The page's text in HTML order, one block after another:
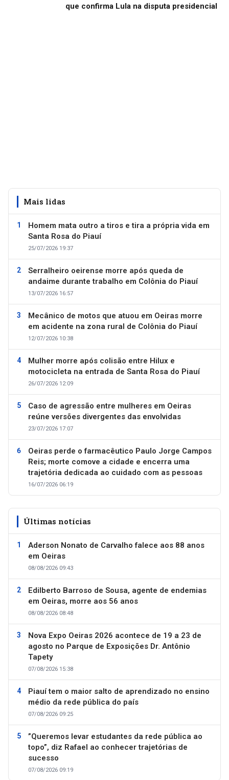
que confirma Lula na disputa presidencial
Mais lidas
Homem mata outro a tiros e tira a própria vida em
Santa Rosa do Piauí
25/07/2026 19:37
Serralheiro oeirense morre após queda de
andaime durante trabalho em Colônia do Piauí
13/07/2026 16:57
Mecânico de motos que atuou em Oeiras morre
em acidente na zona rural de Colônia do Piauí
12/07/2026 10:38
Mulher morre após colisão entre Hilux e
motocicleta na entrada de Santa Rosa do Piauí
26/07/2026 12:09
Caso de agressão entre mulheres em Oeiras
reúne versões divergentes das envolvidas
23/07/2026 17:07
Oeiras perde o farmacêutico Paulo Jorge Campos
Reis; morte comove a cidade e encerra uma
trajetória dedicada ao cuidado com as pessoas
16/07/2026 06:19
Últimas notícias
Aderson Nonato de Carvalho falece aos 88 anos
em Oeiras
08/08/2026 09:43
Edilberto Barroso de Sousa, agente de endemias
em Oeiras, morre aos 56 anos
08/08/2026 08:48
Nova Expo Oeiras 2026 acontece de 19 a 23 de
agosto no Parque de Exposições Dr. Antônio
Tapety
07/08/2026 15:38
Piauí tem o maior salto de aprendizado no ensino
médio da rede pública do país
07/08/2026 09:25
”Queremos levar estudantes da rede pública ao
topo”, diz Rafael ao conhecer trajetórias de
sucesso
07/08/2026 09:19